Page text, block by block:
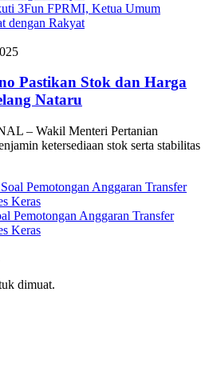
3Fun FPRMI, Ketua Umum
dengan Rakyat
Pastikan Stok dan Harga
Nataru
– Wakil Menteri Pertanian
ketersediaan stok serta stabilitas
Pemotongan Anggaran Transfer
Keras
dimuat.